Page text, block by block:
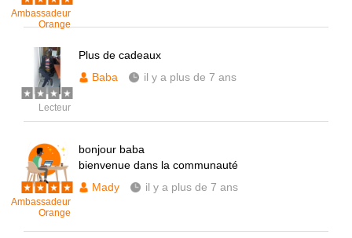
Ambassadeur
Orange
Lecteur
Plus de cadeaux
Baba
il y a plus de 7 ans
Ambassadeur
Orange
bonjour baba
bienvenue dans la communauté
Mady
il y a plus de 7 ans